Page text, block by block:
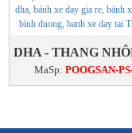
MaSp: POOGSAN-